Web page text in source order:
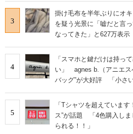
3
掛け毛布を半年ぶりに
を疑う光景に「嘘だと言
なってきた」と627万表示
4
「スマホと鍵だけは持っ
い」 agnes b.（アニエス
バッグ”が大好評 「小さ
5
「Tシャツを超えていま
ス”が話題 「4色購入し
られる！！」